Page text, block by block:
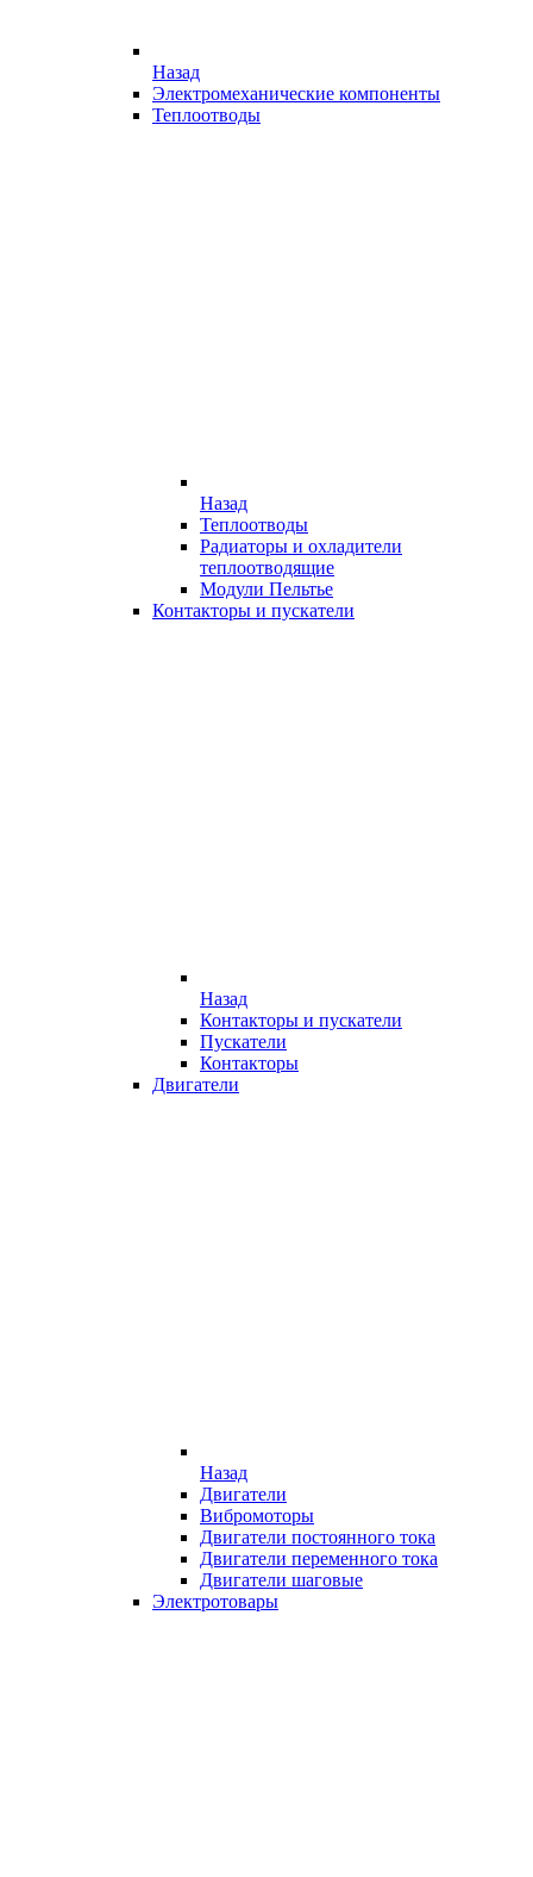
Назад
Электромеханические компоненты
Теплоотводы
Назад
Теплоотводы
Радиаторы и охладители
теплоотводящие
Модули Пельтье
Контакторы и пускатели
Назад
Контакторы и пускатели
Пускатели
Контакторы
Двигатели
Назад
Двигатели
Вибромоторы
Двигатели постоянного тока
Двигатели переменного тока
Двигатели шаговые
Электротовары